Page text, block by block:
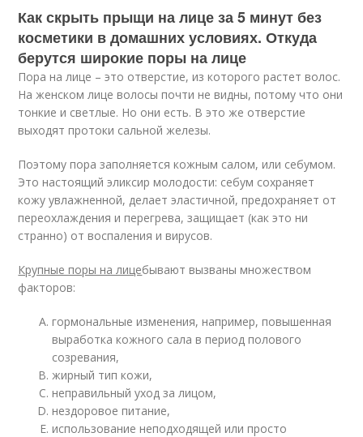
Как скрыть прыщи на лице за 5 минут без
косметики в домашних условиях. Откуда
берутся широкие поры на лице
Пора на лице – это отверстие, из которого растет волос.
На женском лице волосы почти не видны, потому что они
тонкие и светлые. Но они есть. В это же отверстие
выходят протоки сальной железы.
Поэтому пора заполняется кожным салом, или себумом.
Это настоящий эликсир молодости: себум сохраняет
кожу увлажненной, делает эластичной, предохраняет от
переохлаждения и перегрева, защищает (как это ни
странно) от воспаления и вирусов.
Крупные поры на лицебывают вызваны множеством
факторов:
гормональные изменения, например, повышенная
выработка кожного сала в период полового
созревания,
жирный тип кожи,
неправильный уход за лицом,
нездоровое питание,
использование неподходящей или просто